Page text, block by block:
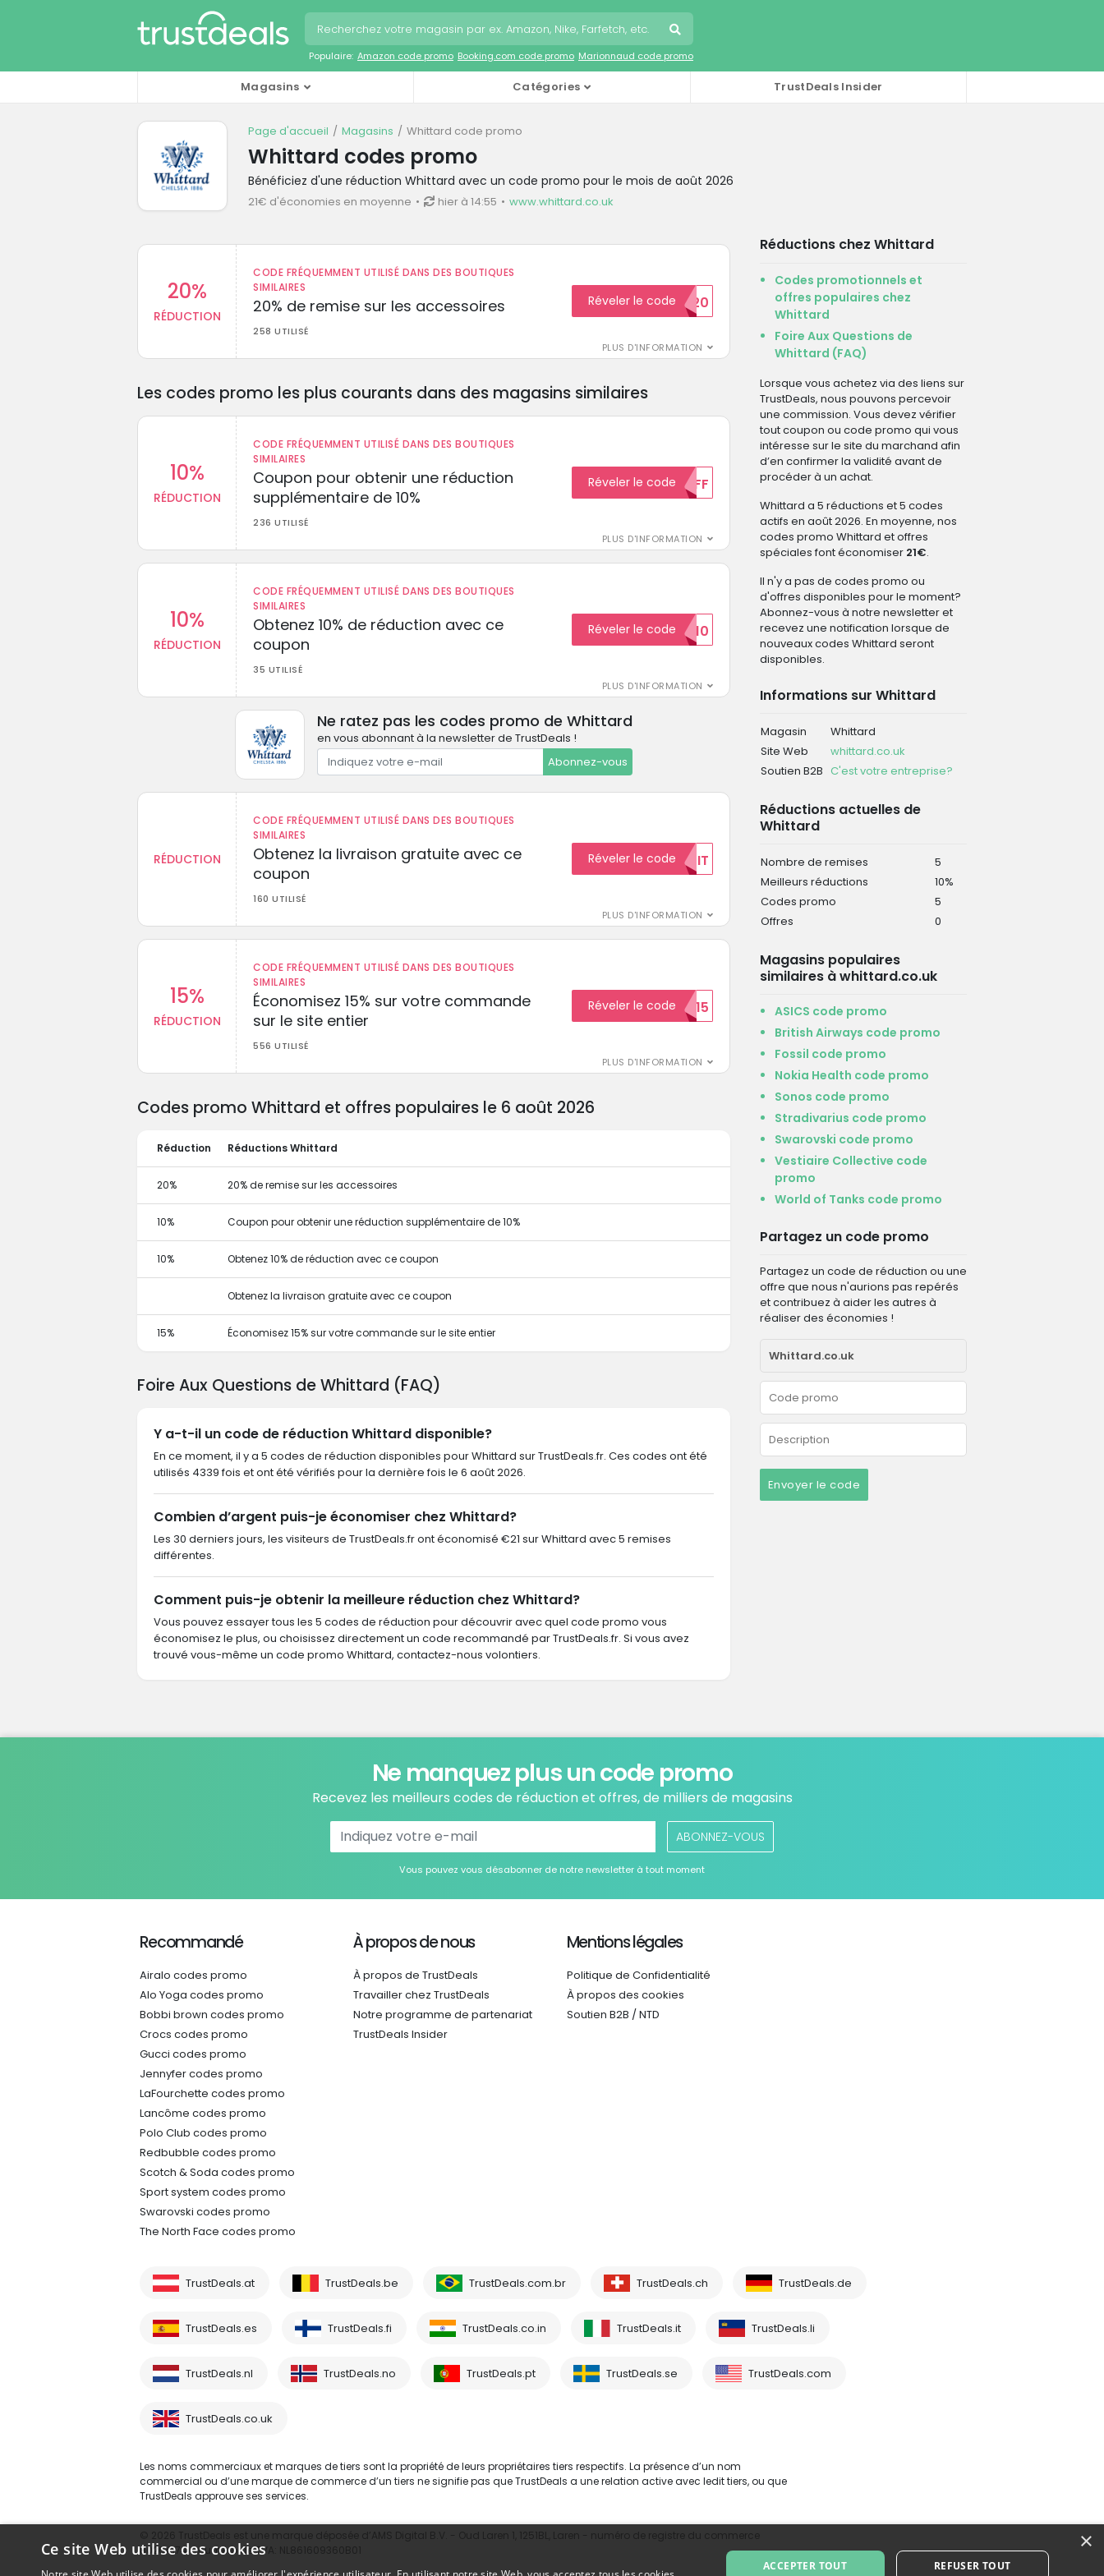
Populaire: Amazon code promo Booking.com code promo Marionnaud code promo
Magasins Catégories TrustDeals Insider
Page d'accueil Magasins Whittard code promo
Whittard codes promo
Bénéficiez d'une réduction Whittard avec un code promo pour le mois de août 2026
21€ d'économies en moyenne hier à 14:55 www.whittard.co.uk
20%
RÉDUCTION
CODE FRÉQUEMMENT UTILISÉ DANS DES BOUTIQUES
SIMILAIRES
20% de remise sur les accessoires
258 UTILISÉ
PLUS D'INFORMATION
Réveler le code
BIENVENUE20
Les codes promo les plus courants dans des magasins similaires
10%
RÉDUCTION
CODE FRÉQUEMMENT UTILISÉ DANS DES BOUTIQUES
SIMILAIRES
Coupon pour obtenir une réduction
supplémentaire de 10%
236 UTILISÉ
PLUS D'INFORMATION
Réveler le code10%OFF
10%
RÉDUCTION
CODE FRÉQUEMMENT UTILISÉ DANS DES BOUTIQUES
SIMILAIRES
Obtenez 10% de réduction avec ce
coupon
35 UTILISÉ
PLUS D'INFORMATION
Réveler le code
REDUCTION10
Ne ratez pas les codes promo de Whittard
en vous abonnant à la newsletter de TrustDeals !
Abonnez-vous
RÉDUCTION
CODE FRÉQUEMMENT UTILISÉ DANS DES BOUTIQUES
SIMILAIRES
Obtenez la livraison gratuite avec ce
coupon
160 UTILISÉ
PLUS D'INFORMATION
Réveler le codeGRATUIT
15%
RÉDUCTION
CODE FRÉQUEMMENT UTILISÉ DANS DES BOUTIQUES
SIMILAIRES
Économisez 15% sur votre commande
sur le site entier
556 UTILISÉ
PLUS D'INFORMATION
Réveler le codeECON15
Réductions chez Whittard
Codes promotionnels et
offres populaires chez
Whittard
Foire Aux Questions de
Whittard (FAQ)
Lorsque vous achetez via des liens sur
TrustDeals, nous pouvons percevoir
une commission. Vous devez vérifier
tout coupon ou code promo qui vous
intéresse sur le site du marchand afin
d’en confirmer la validité avant de
procéder à un achat.
Whittard a 5 réductions et 5 codes
actifs en août 2026. En moyenne, nos
codes promo Whittard et offres
spéciales font économiser 21€.
Il n'y a pas de codes promo ou
d'offres disponibles pour le moment?
Abonnez-vous à notre newsletter et
recevez une notification lorsque de
nouveaux codes Whittard seront
disponibles.
Informations sur Whittard
Magasin
Whittard
Site Web
whittard.co.uk
Soutien B2B C'est votre entreprise?
Réductions actuelles de
Whittard
Nombre de remises
5
Meilleurs réductions
10%
Codes promo
5
Offres
0
Magasins populaires
similaires à whittard.co.uk
ASICS code promo
British Airways code promo
Fossil code promo
Nokia Health code promo
Sonos code promo
Stradivarius code promo
Swarovski code promo
Vestiaire Collective code
promo
World of Tanks code promo
Partagez un code promo
Partagez un code de réduction ou une
offre que nous n'aurions pas repérés
et contribuez à aider les autres à
réaliser des économies !
Envoyer le code
Codes promo Whittard et offres populaires le 6 août 2026
Réduction Réductions Whittard
20% 20% de remise sur les accessoires
10% Coupon pour obtenir une réduction supplémentaire de 10%
10% Obtenez 10% de réduction avec ce coupon
Obtenez la livraison gratuite avec ce coupon
15% Économisez 15% sur votre commande sur le site entier
Foire Aux Questions de Whittard (FAQ)
Y a-t-il un code de réduction Whittard disponible?
En ce moment, il y a 5 codes de réduction disponibles pour Whittard sur TrustDeals.fr. Ces codes ont été
utilisés 4339 fois et ont été vérifiés pour la dernière fois le 6 août 2026.
Combien d’argent puis-je économiser chez Whittard?
Les 30 derniers jours, les visiteurs de TrustDeals.fr ont économisé €21 sur Whittard avec 5 remises
différentes.
Comment puis-je obtenir la meilleure réduction chez Whittard?
Vous pouvez essayer tous les 5 codes de réduction pour découvrir avec quel code promo vous
économisez le plus, ou choisissez directement un code recommandé par TrustDeals.fr. Si vous avez
trouvé vous-même un code promo Whittard, contactez-nous volontiers.
Ne manquez plus un code promo
Recevez les meilleurs codes de réduction et offres, de milliers de magasins
ABONNEZ-VOUS
Vous pouvez vous désabonner de notre newsletter à tout moment
Recommandé
Airalo codes promo
Alo Yoga codes promo
Bobbi brown codes promo
Crocs codes promo
Gucci codes promo
Jennyfer codes promo
LaFourchette codes promo
Lancôme codes promo
Polo Club codes promo
Redbubble codes promo
Scotch & Soda codes promo
Sport system codes promo
Swarovski codes promo
The North Face codes promo
À propos de nous
À propos de TrustDeals
Travailler chez TrustDeals
Notre programme de partenariat
TrustDeals Insider
Mentions légales
Politique de Confidentialité
À propos des cookies
Soutien B2B / NTD
TrustDeals.at TrustDeals.be TrustDeals.com.br TrustDeals.ch TrustDeals.de
TrustDeals.es TrustDeals.fi TrustDeals.co.in TrustDeals.it TrustDeals.li
TrustDeals.nl TrustDeals.no TrustDeals.pt TrustDeals.se TrustDeals.com
TrustDeals.co.uk
Les noms commerciaux et marques de tiers sont la propriété de leurs propriétaires tiers respectifs. La présence d’un nom
commercial ou d’une marque de commerce d’un tiers ne signifie pas que TrustDeals a une relation active avec ledit tiers, ou que
TrustDeals approuve ses services.
80264174 - numéro de TVA: NL861609360B01
×
Ce site Web utilise des cookies
ACCEPTER TOUT REFUSER TOUT